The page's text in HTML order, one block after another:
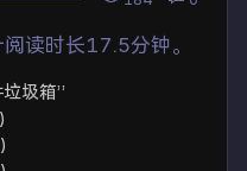
读时长17.5分钟。
圾箱”